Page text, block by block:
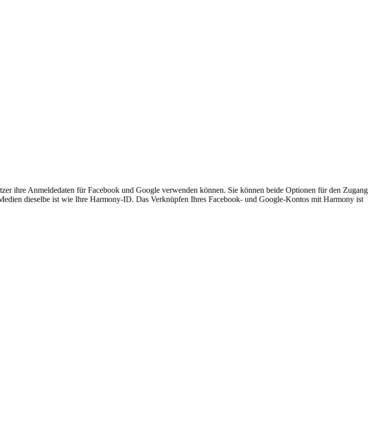
ihre Anmeldedaten für Facebook und Google verwenden können. Sie können beide Optionen für den Zugang
dieselbe ist wie Ihre Harmony-ID. Das Verknüpfen Ihres Facebook- und Google-Kontos mit Harmony ist